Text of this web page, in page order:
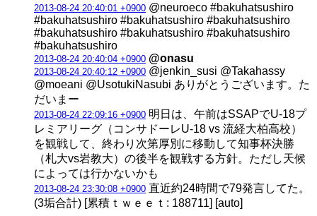
2013-08-24 20:40:01 +0900 @neuroeco #bakuhatsushiro
#bakuhatsushiro #bakuhatsushiro #bakuhatsushiro
#bakuhatsushiro #bakuhatsushiro #bakuhatsushiro
#bakuhatsushiro
2013-08-24 20:40:04 +0900 @onasu
2013-08-24 20:40:12 +0900 @jenkin_susi @Takahassy
@moeani @UsotukiNasubi ありがとうございます。た
だいまー
2013-08-24 22:09:16 +0900 明日は、午前はSSAPでU-18プ
レミアリーグ（コンサドーレU-18 vs 流経大柏高校）
を観戦して、終わり次第厚別に移動して知事杯決勝
（札大vs岩教大）の後半を観戦する方針。ただし天候
によっては行かないかも
2013-08-24 23:30:08 +0900 直近約24時間で79発言してた。
(3垢合計) [累積ｔｗｅｅｔ: 188711] [auto]